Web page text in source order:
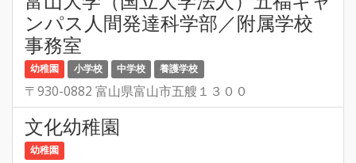
ンパス人間発達科学部／附属学校
事務室
幼稚園 小学校 中学校 養護学校
〒930-0882 富山県富山市五艘１３００
文化幼稚園
幼稚園